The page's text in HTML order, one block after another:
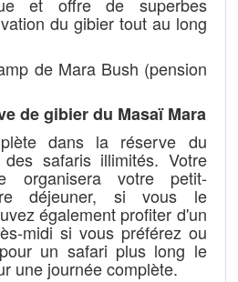
du gibier tout au long
de Mara Bush (pension
de gibier du Masaï Mara
dans la réserve du
safaris illimités. Votre
organisera votre petit-
déjeuner, si vous le
également profiter d'un
midi si vous préférez ou
un safari plus long le
une journée complète.